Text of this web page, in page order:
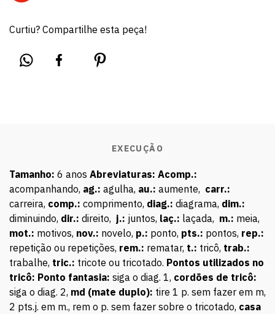
Curtiu? Compartilhe esta peça!
EXECUÇÃO
Tamanho: 6 anos Abreviaturas: Acomp.:
acompanhando, ag.: agulha, au.: aumente, carr.:
carreira, comp.: comprimento, diag.: diagrama, dim.:
diminuindo, dir.: direito, j.: juntos, laç.: laçada, m.: meia,
mot.: motivos, nov.: novelo, p.: ponto, pts.: pontos, rep.:
repetição ou repetições, rem.: rematar, t.: tricô, trab.:
trabalhe, tric.: tricote ou tricotado. Pontos utilizados no
tricô: Ponto fantasia: siga o diag. 1, cordões de tricô:
siga o diag. 2, md (mate duplo): tire 1 p. sem fazer em m,
2 pts.j. em m., rem o p. sem fazer sobre o tricotado, casa